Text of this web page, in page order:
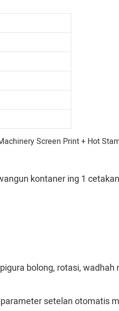
kontaner ing 1
bolong, rotasi,
setelan otomatis